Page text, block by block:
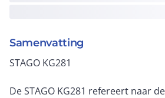
Samenvatting
STAGO KG281
De STAGO KG281 refereert naar